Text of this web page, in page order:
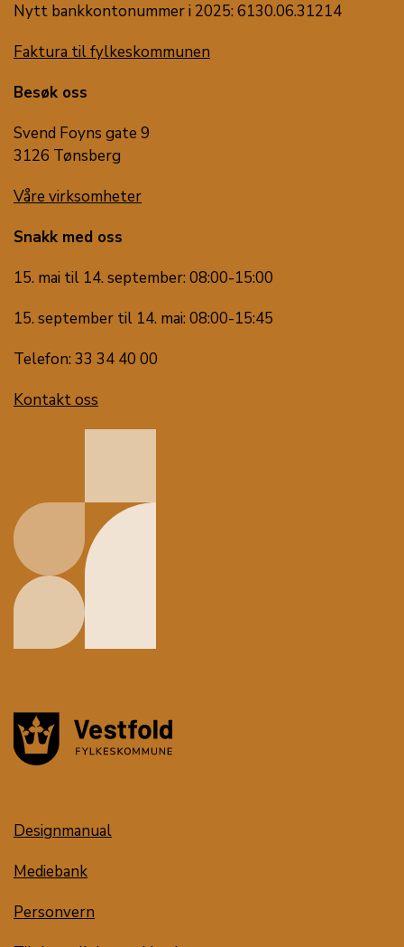
Nytt bankkontonummer i 2025: 6130.06.31214
Faktura til fylkeskommunen
Besøk oss
Svend Foyns gate 9
3126 Tønsberg
Våre virksomheter
Snakk med oss
15. mai til 14. september: 08:00-15:00
15. september til 14. mai: 08:00-15:45
Telefon: 33 34 40 00
Kontakt oss
Designmanual
Mediebank
Personvern